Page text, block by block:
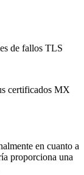
de fallos TLS
certificados MX
en cuanto a
proporciona una